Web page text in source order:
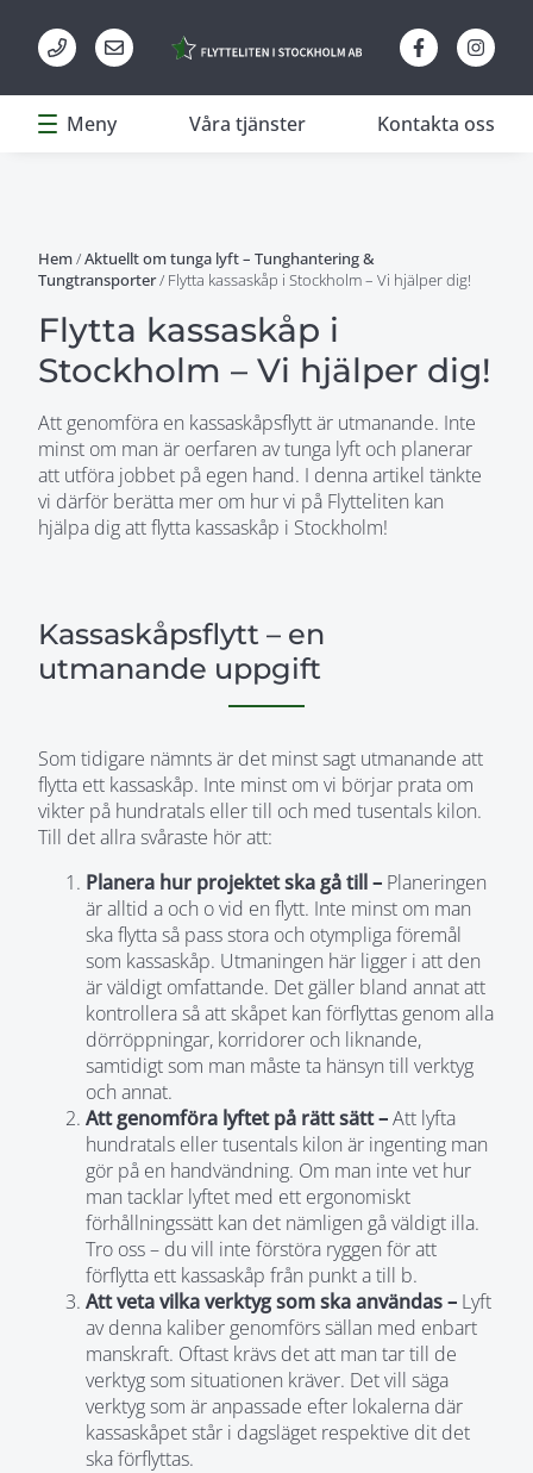
Meny Våra tjänster Kontakta oss
Hem/Aktuellt om tunga lyft – Tunghantering &
Tungtransporter/ Flytta kassaskåp i Stockholm – Vi hjälper dig!
Flytta kassaskåp i
Stockholm – Vi hjälper dig!
Att genomföra en kassaskåpsflytt är utmanande. Inte
minst om man är oerfaren av tunga lyft och planerar
att utföra jobbet på egen hand. I denna artikel tänkte
vi därför berätta mer om hur vi på Flytteliten kan
hjälpa dig att flytta kassaskåp i Stockholm!
Kassaskåpsflytt – en
utmanande uppgift
Som tidigare nämnts är det minst sagt utmanande att
flytta ett kassaskåp. Inte minst om vi börjar prata om
vikter på hundratals eller till och med tusentals kilon.
Till det allra svåraste hör att:
Planera hur projektet ska gå till – Planeringen
är alltid a och o vid en flytt. Inte minst om man
ska flytta så pass stora och otympliga föremål
som kassaskåp. Utmaningen här ligger i att den
är väldigt omfattande. Det gäller bland annat att
kontrollera så att skåpet kan förflyttas genom alla
dörröppningar, korridorer och liknande,
samtidigt som man måste ta hänsyn till verktyg
och annat.
Att genomföra lyftet på rätt sätt –Att lyfta
hundratals eller tusentals kilon är ingenting man
gör på en handvändning. Om man inte vet hur
man tacklar lyftet med ett ergonomiskt
förhållningssätt kan det nämligen gå väldigt illa.
Tro oss – du vill inte förstöra ryggen för att
förflytta ett kassaskåp från punkt a till b.
Att veta vilka verktyg som ska användas – Lyft
av denna kaliber genomförs sällan med enbart
manskraft. Oftast krävs det att man tar till de
verktyg som situationen kräver. Det vill säga
verktyg som är anpassade efter lokalerna där
kassaskåpet står i dagsläget respektive dit det
ska förflyttas.